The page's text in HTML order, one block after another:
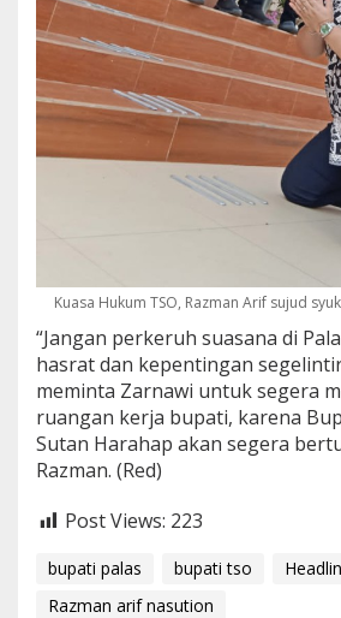
Kuasa Hukum TSO, Razman Arif sujud
“Jangan perkeruh suasana di
hasrat dan kepentingan
meminta Zarnawi untuk segera
ruangan kerja bupati, karena
Sutan Harahap akan segera
Razman. (Red)
Post Views: 223
bupati palas bupati tso
Razman arif nasution